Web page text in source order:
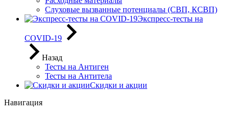
Слуховые вызванные потенциалы (СВП, КСВП)
Экспресс-тесты на
COVID-19
Назад
Тесты на Антиген
Тесты на Антитела
Скидки и акции
Навигация